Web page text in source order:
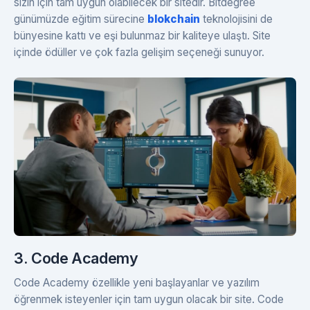
günümüzde eğitim sürecine blokchain teknolojisini de
bünyesine kattı ve eşi bulunmaz bir kaliteye ulaştı. Site
içinde ödüller ve çok fazla gelişim seçeneği sunuyor.
3. Code Academy
Code Academy özellikle yeni başlayanlar ve yazılım
öğrenmek isteyenler için tam uygun olacak bir site. Code